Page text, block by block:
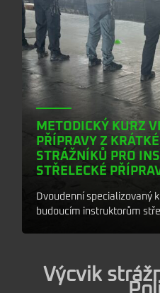
METODICKÝ KURZ
PŘÍPRAVY Z
STRÁŽNÍKŮ PRO
STŘELECKÉ
Dvoudenní specializovaný
budoucím instruktorům
Výcvik